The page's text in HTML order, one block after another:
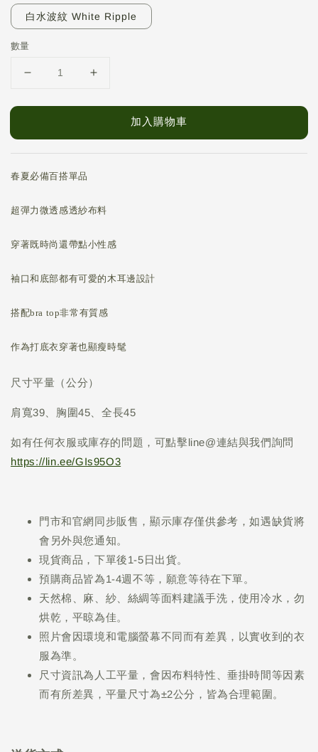
白水波紋 White Ripple
數量
加入購物車
春夏必備百搭單品
超彈力微透感透紗布料
穿著既時尚還帶點小性感
袖口和底部都有可愛的木耳邊設計
搭配bra top非常有質感
作為打底衣穿著也顯瘦時髦
尺寸平量（公分）
肩寬39、胸圍45、全長45
如有任何衣服或庫存的問題，可點擊line@連結與我們詢問
https://lin.ee/GIs95O3
門市和官網同步販售，顯示庫存僅供參考，如遇缺貨將
會另外與您通知。
現貨商品，下單後1-5日出貨。
預購商品皆為1-4週不等，願意等待在下單。
天然棉、麻、紗、絲綢等面料建議手洗，使用冷水，勿
烘乾，平晾為佳。
照片會因環境和電腦螢幕不同而有差異，以實收到的衣
服為準。
尺寸資訊為人工平量，會因布料特性、垂掛時間等因素
而有所差異，平量尺寸為±2公分，皆為合理範圍。